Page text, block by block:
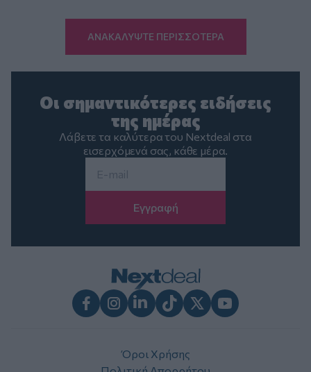
ΑΝΑΚΑΛΥΨΤΕ ΠΕΡΙΣΣΟΤΕΡΑ
Οι σημαντικότερες ειδήσεις
της ημέρας
Λάβετε τα καλύτερα του Nextdeal στα
εισερχόμενά σας, κάθε μέρα.
Όροι Χρήσης